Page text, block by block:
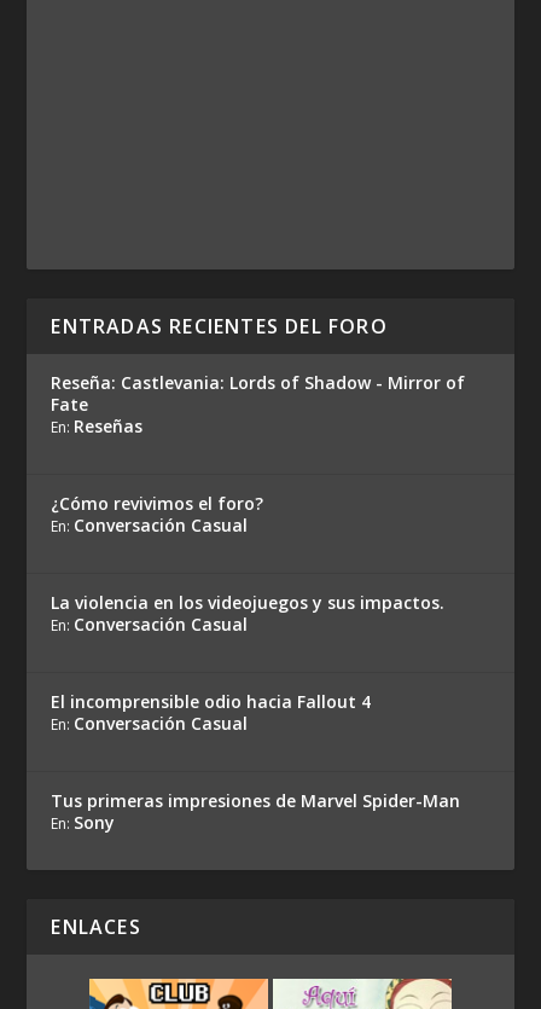
ENTRADAS RECIENTES DEL FORO
Reseña: Castlevania: Lords of Shadow - Mirror of
Fate
En: Reseñas
¿Cómo revivimos el foro?
En: Conversación Casual
La violencia en los videojuegos y sus impactos.
En: Conversación Casual
El incomprensible odio hacia Fallout 4
En: Conversación Casual
Tus primeras impresiones de Marvel Spider-Man
En: Sony
ENLACES